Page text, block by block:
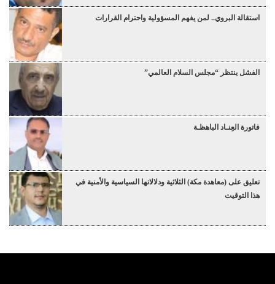
استقالة البروي.. لمن يفهم المسؤولية واحترام القرارات
الفشل ينتظر “مجلس السلام العالمي”
فاتورة العِنـاد الباهظـة
تعليق على (معاهدة مكة) الثلاثية ودلالاتها السياسية والأمنية في
هذا التوقيت